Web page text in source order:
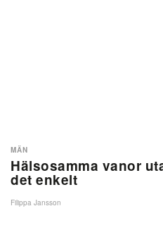
Hälsosamma vanor
det enkelt
MÄN
Filippa Jansson